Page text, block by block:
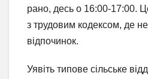
рано, десь о 16:00-17:00.
з трудовим кодексом, де
відпочинок.
Уявіть типове сільське